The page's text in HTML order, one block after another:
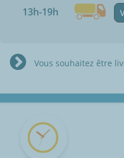
13h-19h
Vous souhaitez être